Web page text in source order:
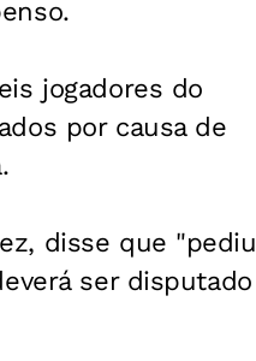
jogadores do
por causa de
disse que "pediu
ser disputado